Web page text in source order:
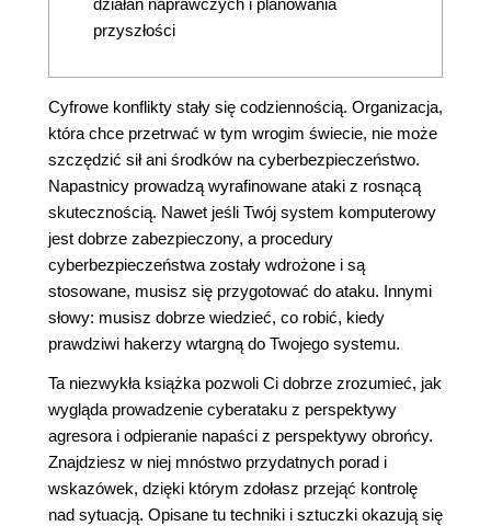
działań naprawczych i planowania
przyszłości
Cyfrowe konflikty stały się codziennością. Organizacja,
która chce przetrwać w tym wrogim świecie, nie może
szczędzić sił ani środków na cyberbezpieczeństwo.
Napastnicy prowadzą wyrafinowane ataki z rosnącą
skutecznością. Nawet jeśli Twój system komputerowy
jest dobrze zabezpieczony, a procedury
cyberbezpieczeństwa zostały wdrożone i są
stosowane, musisz się przygotować do ataku. Innymi
słowy: musisz dobrze wiedzieć, co robić, kiedy
prawdziwi hakerzy wtargną do Twojego systemu.
Ta niezwykła książka pozwoli Ci dobrze zrozumieć, jak
wygląda prowadzenie cyberataku z perspektywy
agresora i odpieranie napaści z perspektywy obrońcy.
Znajdziesz w niej mnóstwo przydatnych porad i
wskazówek, dzięki którym zdołasz przejąć kontrolę
nad sytuacją. Opisane tu techniki i sztuczki okazują się